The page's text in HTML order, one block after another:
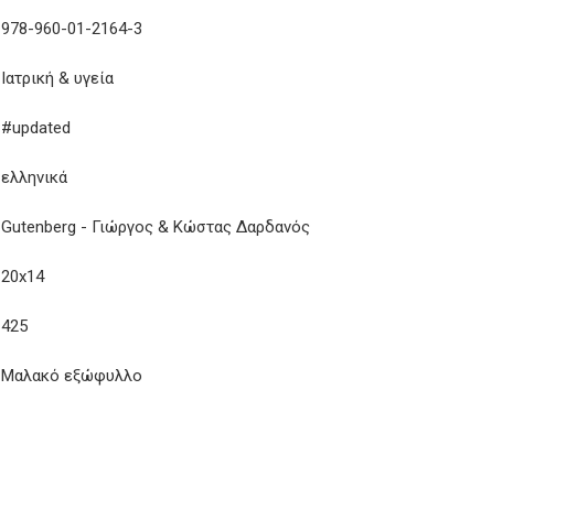
978-960-01-2164-3
Ιατρική & υγεία
#updated
ελληνικά
Gutenberg - Γιώργος & Κώστας Δαρδανός
20x14
425
Μαλακό εξώφυλλο